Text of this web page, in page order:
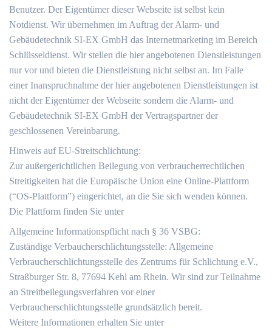
Benutzer. Der Eigentümer dieser Webseite ist selbst kein
Notdienst. Wir übernehmen im Auftrag der Alarm- und
Gebäudetechnik SI-EX GmbH das Internetmarketing im Bereich
Schlüsseldienst. Wir stellen die hier angebotenen Dienstleistungen
nur vor und bieten die Dienstleistung nicht selbst an. Im Falle
einer Inanspruchnahme der hier angebotenen Dienstleistungen ist
nicht der Eigentümer der Webseite sondern die Alarm- und
Gebäudetechnik SI-EX GmbH der Vertragspartner der
geschlossenen Vereinbarung.
Hinweis auf EU-Streitschlichtung:
Zur außergerichtlichen Beilegung von verbraucherrechtlichen
Streitigkeiten hat die Europäische Union eine Online-Plattform
(“OS-Plattform”) eingerichtet, an die Sie sich wenden können.
Die Plattform finden Sie unter
Allgemeine Informationspflicht nach § 36 VSBG:
Zuständige Verbaucherschlichtungsstelle: Allgemeine
Verbraucherschlichtungsstelle des Zentrums für Schlichtung e.V.,
Straßburger Str. 8, 77694 Kehl am Rhein. Wir sind zur Teilnahme
an Streitbeilegungsverfahren vor einer
Verbraucherschlichtungsstelle grundsätzlich bereit.
Weitere Informationen erhalten Sie unter